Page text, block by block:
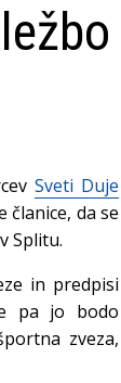
Sveti Duje
da se
Splitu.
in predpisi
pa jo bodo
zveza,